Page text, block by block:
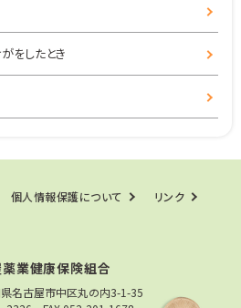
をしたとき
個人情報保護について
リンク
業健康保険組合
名古屋市中区丸の内3-1-35